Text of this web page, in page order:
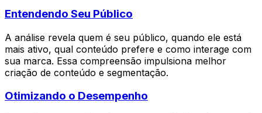
Entendendo Seu Público
A análise revela quem é seu público, quando ele está
mais ativo, qual conteúdo prefere e como interage com
sua marca. Essa compreensão impulsiona melhor
criação de conteúdo e segmentação.
Otimizando o Desempenho